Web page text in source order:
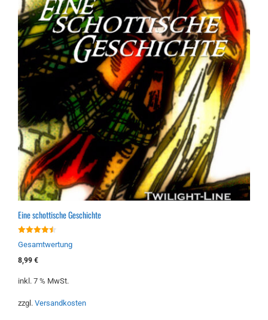
Eine schottische Geschichte
von 5
Gesamtwertung
8,99 €
inkl. 7 % MwSt.
zzgl. Versandkosten